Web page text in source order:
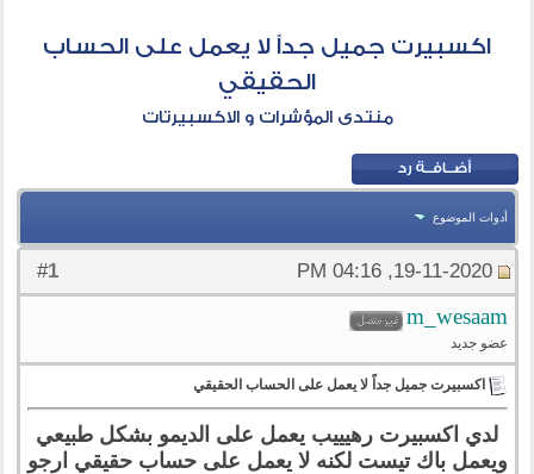
اكسبيرت جميل جداً لا يعمل على الحساب
الحقيقي
منتدى المؤشرات و الاكسبيرتات
أدوات الموضوع
#
1 19-11-2020, 04:16 PM
m_wesaam
عضو جديد
اكسبيرت جميل جداً لا يعمل على الحساب الحقيقي
لدي اكسبيرت رهيييب يعمل على الديمو بشكل طبيعي
ويعمل باك تيست لكنه لا يعمل على حساب حقيقي ارجو